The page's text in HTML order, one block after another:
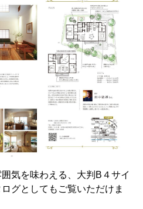
気を味わえる、大判B４サイ
グとしてもご覧いただけま